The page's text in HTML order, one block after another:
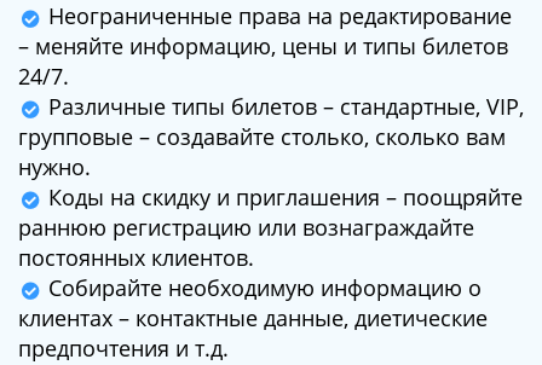
Неограниченные права на редактирование
– меняйте информацию, цены и типы билетов
24/7.
Различные типы билетов – стандартные, VIP,
групповые – создавайте столько, сколько вам
нужно.
Коды на скидку и приглашения – поощряйте
раннюю регистрацию или вознаграждайте
постоянных клиентов.
Собирайте необходимую информацию о
клиентах – контактные данные, диетические
предпочтения и т.д.